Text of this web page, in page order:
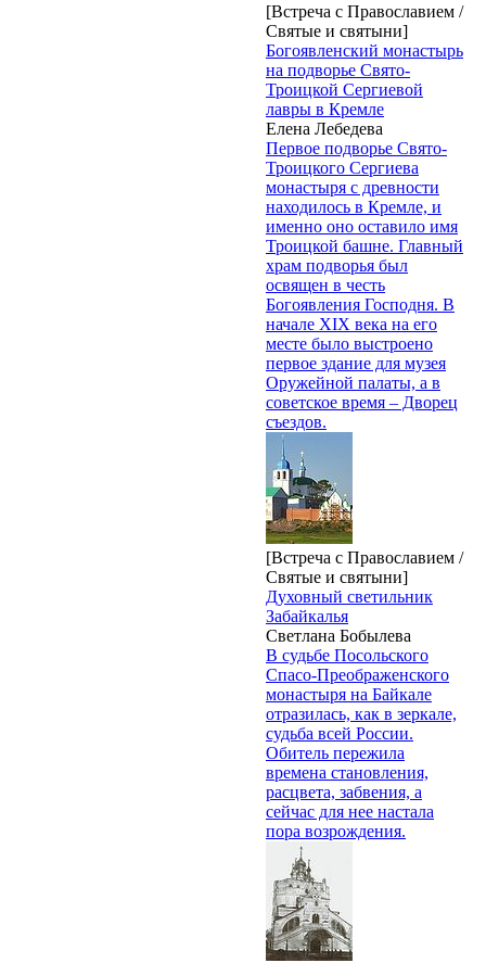
[Встреча с Православием /
Святые и святыни]
Богоявленский монастырь
на подворье Свято-
Троицкой Сергиевой
лавры в Кремле
Елена Лебедева
Первое подворье Свято-
Троицкого Сергиева
монастыря c древности
находилось в Кремле, и
именно оно оставило имя
Троицкой башне. Главный
храм подворья был
освящен в честь
Богоявления Господня. В
начале XIX века на его
месте было выстроено
первое здание для музея
Оружейной палаты, а в
советское время – Дворец
съездов.
[Встреча с Православием /
Святые и святыни]
Духовный светильник
Забайкалья
Светлана Бобылева
В судьбе Посольского
Спасо-Преображенского
монастыря на Байкале
отразилась, как в зеркале,
судьба всей России.
Обитель пережила
времена становления,
расцвета, забвения, а
сейчас для нее настала
пора возрождения.